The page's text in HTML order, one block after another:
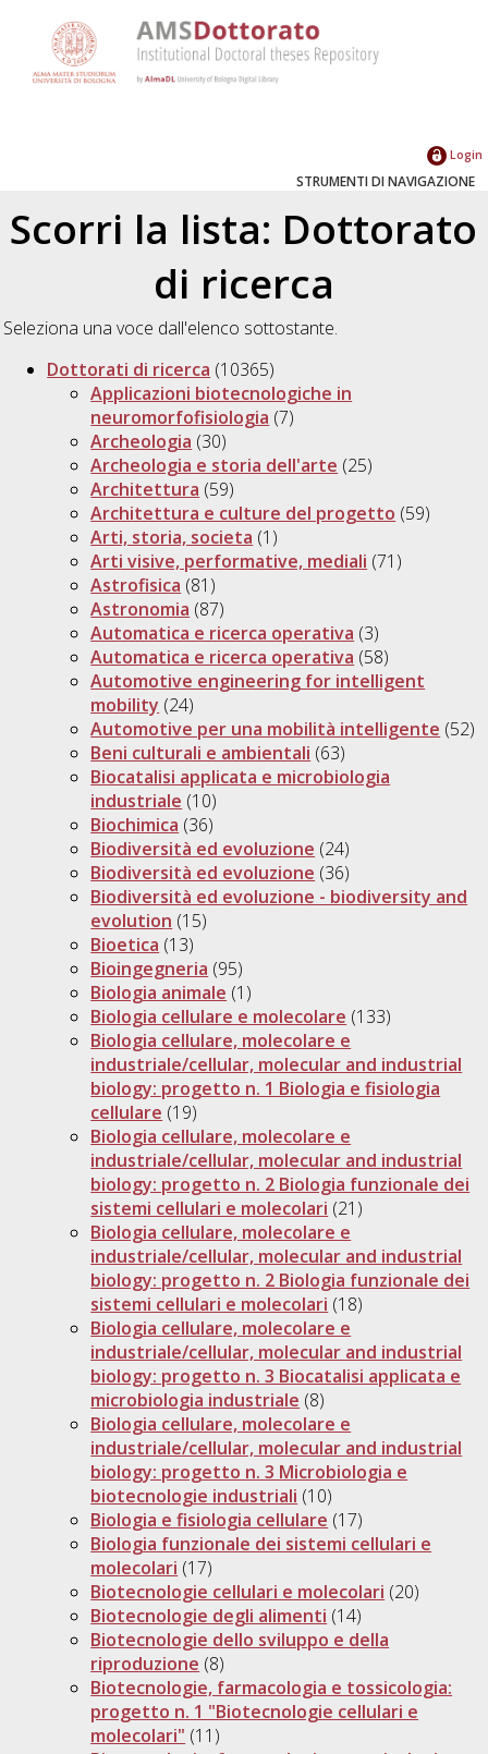
Login
STRUMENTI DI NAVIGAZIONE
Scorri la lista: Dottorato
di ricerca
Seleziona una voce dall'elenco sottostante.
Dottorati di ricerca (10365)
Applicazioni biotecnologiche in
neuromorfofisiologia (7)
Archeologia (30)
Archeologia e storia dell'arte (25)
Architettura (59)
Architettura e culture del progetto (59)
Arti, storia, societa (1)
Arti visive, performative, mediali (71)
Astrofisica (81)
Astronomia (87)
Automatica e ricerca operativa (3)
Automatica e ricerca operativa (58)
Automotive engineering for intelligent
mobility (24)
Automotive per una mobilità intelligente (52)
Beni culturali e ambientali (63)
Biocatalisi applicata e microbiologia
industriale (10)
Biochimica (36)
Biodiversità ed evoluzione (24)
Biodiversità ed evoluzione (36)
Biodiversità ed evoluzione - biodiversity and
evolution (15)
Bioetica (13)
Bioingegneria (95)
Biologia animale (1)
Biologia cellulare e molecolare (133)
Biologia cellulare, molecolare e
industriale/cellular, molecular and industrial
biology: progetto n. 1 Biologia e fisiologia
cellulare (19)
Biologia cellulare, molecolare e
industriale/cellular, molecular and industrial
biology: progetto n. 2 Biologia funzionale dei
sistemi cellulari e molecolari (21)
Biologia cellulare, molecolare e
industriale/cellular, molecular and industrial
biology: progetto n. 2 Biologia funzionale dei
sistemi cellulari e molecolari (18)
Biologia cellulare, molecolare e
industriale/cellular, molecular and industrial
biology: progetto n. 3 Biocatalisi applicata e
microbiologia industriale (8)
Biologia cellulare, molecolare e
industriale/cellular, molecular and industrial
biology: progetto n. 3 Microbiologia e
biotecnologie industriali (10)
Biologia e fisiologia cellulare (17)
Biologia funzionale dei sistemi cellulari e
molecolari (17)
Biotecnologie cellulari e molecolari (20)
Biotecnologie degli alimenti (14)
Biotecnologie dello sviluppo e della
riproduzione (8)
Biotecnologie, farmacologia e tossicologia:
progetto n. 1 "Biotecnologie cellulari e
molecolari" (11)